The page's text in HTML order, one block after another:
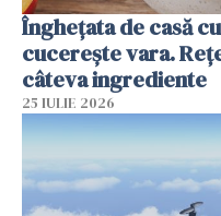
Înghețata de casă
cucerește vara.
câteva ingrediente
25 IULIE 2026